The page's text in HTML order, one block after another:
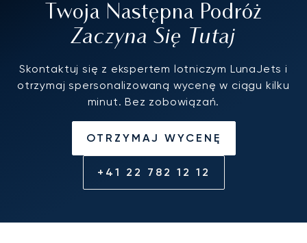
Twoja Następna Podróż
Zaczyna Się Tutaj
Skontaktuj się z ekspertem lotniczym LunaJets i
otrzymaj spersonalizowaną wycenę w ciągu kilku
minut. Bez zobowiązań.
OTRZYMAJ WYCENĘ
+41 22 782 12 12